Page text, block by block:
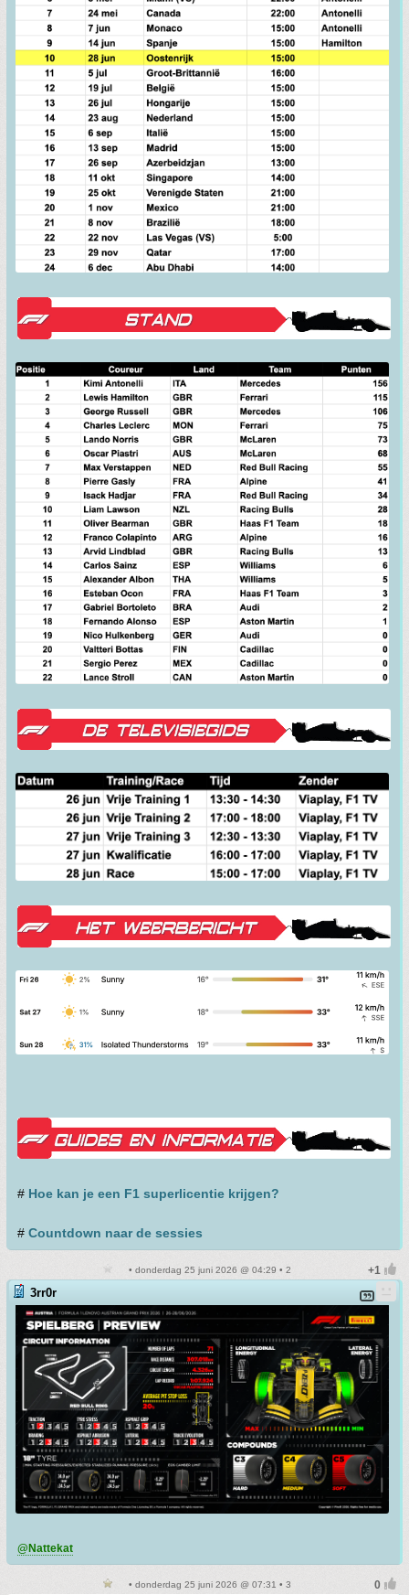
# Hoe kan je een F1 superlicentie krijgen?
# Countdown naar de sessies
• donderdag 25 juni 2026 @ 04:29 • 2
3rr0r
@Nattekat
• donderdag 25 juni 2026 @ 07:31 • 3